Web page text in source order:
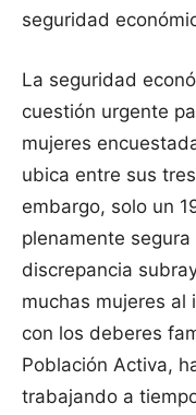
seguridad
La seguridad
cuestión urgente
mujeres
ubica entre sus
embargo, solo un
plenamente
discrepancia
muchas mujeres al
con los deberes
Población Activa,
trabajando a